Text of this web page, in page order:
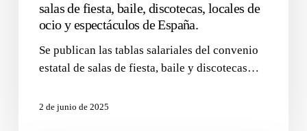
salas de fiesta, baile, discotecas, locales de
ocio y espectáculos de España.
Se publican las tablas salariales del convenio
estatal de salas de fiesta, baile y discotecas…
2 de junio de 2025